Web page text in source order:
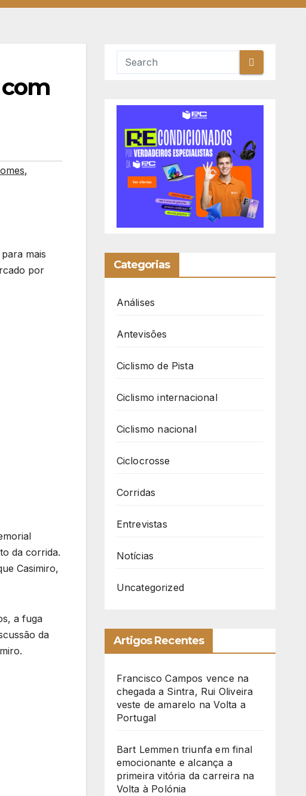
,
mais
por
da corrida.
Casimiro,
a fuga
da
Categorias
Análises
Antevisões
Ciclismo de Pista
Ciclismo internacional
Ciclismo nacional
Ciclocrosse
Corridas
Entrevistas
Notícias
Uncategorized
Artigos Recentes
Francisco Campos vence na
chegada a Sintra, Rui Oliveira
veste de amarelo na Volta a
Portugal
Bart Lemmen triunfa em final
emocionante e alcança a
primeira vitória da carreira na
Volta à Polónia